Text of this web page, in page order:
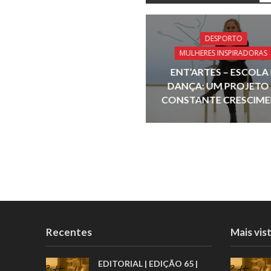
o
k
DESPORTO
MULHERES INSPIRADORAS
ENT’ARTES – ESCOLA
DANÇA: UM PROJETO
CONSTANTE
Recentes
EDITORIAL | EDIÇÃO 65 |
Mais